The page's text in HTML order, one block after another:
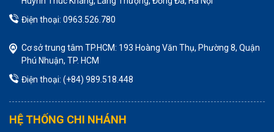
Điện thoại: 0963.526.780
Cơ sở trung tâm TP.HCM: 193 Hoàng Văn Thụ, Phường 8, Quận
Phú Nhuận, TP. HCM
Điện thoại: (+84) 989.518.448
HỆ THỐNG CHI NHÁNH